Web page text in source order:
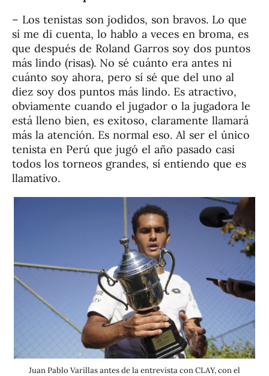
– Los tenistas son jodidos, son bravos. Lo que
sí me di cuenta, lo hablo a veces en broma, es
que después de Roland Garros soy dos puntos
más lindo (risas). No sé cuánto era antes ni
cuánto soy ahora, pero sí sé que del uno al
diez soy dos puntos más lindo. Es atractivo,
obviamente cuando el jugador o la jugadora le
está lleno bien, es exitoso, claramente llamará
más la atención. Es normal eso. Al ser el único
tenista en Perú que jugó el año pasado casi
todos los torneos grandes, sí entiendo que es
llamativo.
Juan Pablo Varillas antes de la entrevista con CLAY, con el